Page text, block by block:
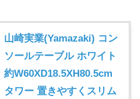
山崎実業(Yamazaki) コン
ソールテーブル ホワイト
約W60XD18.5XH80.5cm
タワー 置きやすくスリム